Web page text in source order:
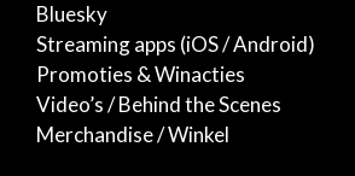
Bluesky
Streaming apps (iOS / Android)
Promoties & Winacties
Video’s / Behind the Scenes
Merchandise / Winkel